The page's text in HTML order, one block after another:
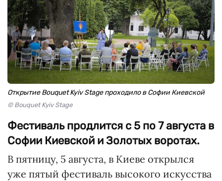
Открытие Bouquet Kyiv Stage проходило в Софии Киевской
© Bouquet Kyiv Stage
Фестиваль продлится с 5 по 7 августа в
Софии Киевской и Золотых воротах.
В пятницу, 5 августа, в Киеве открылся
уже пятый фестиваль высокого искусства